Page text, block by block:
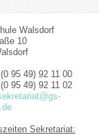
Walsdorf
10
95 49) 92 11 00
95 49) 92 11 02
Sekretariat: